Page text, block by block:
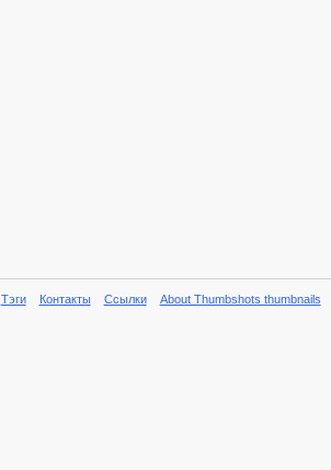
Тэги Контакты Ссылки About Thumbshots thumbnails